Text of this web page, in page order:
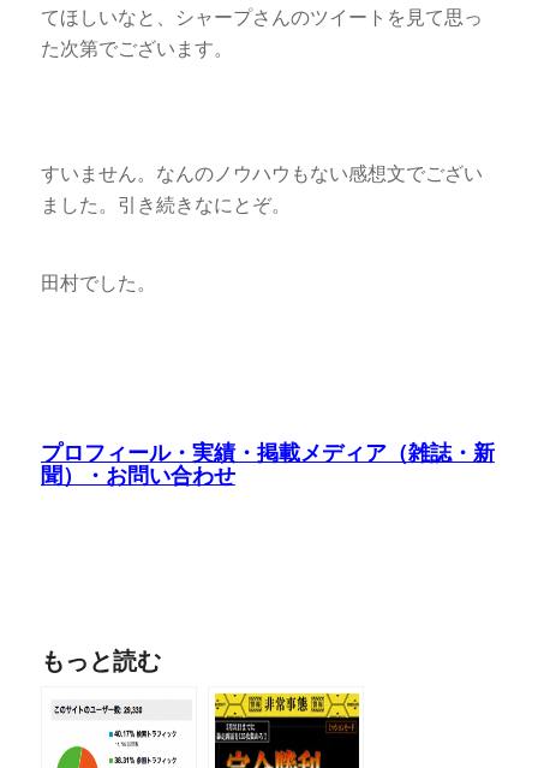
てほしいなと、シャープさんのツイートを見て思っ
た次第でございます。
すいません。なんのノウハウもない感想文でござい
ました。引き続きなにとぞ。
田村でした。
プロフィール・実績・掲載メディア（雑誌・新
聞）・お問い合わせ
もっと読む